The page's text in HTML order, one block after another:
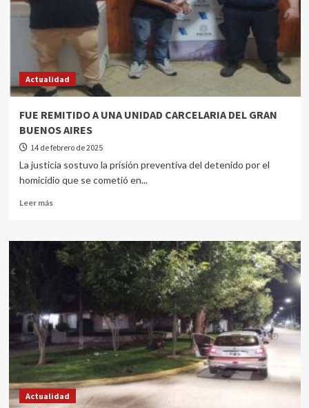
Actualidad
FUE REMITIDO A UNA UNIDAD CARCELARIA DEL GRAN
BUENOS AIRES
14 de febrero de 2025
La justicia sostuvo la prisión preventiva del detenido por el
homicidio que se cometió en...
Leer más
Actualidad